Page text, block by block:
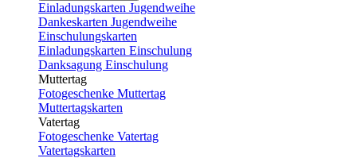
Einladungskarten Jugendweihe
Dankeskarten Jugendweihe
Einschulungskarten
Einladungskarten Einschulung
Danksagung Einschulung
Muttertag
Fotogeschenke Muttertag
Muttertagskarten
Vatertag
Fotogeschenke Vatertag
Vatertagskarten